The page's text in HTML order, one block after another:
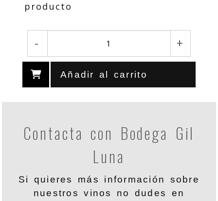
producto
- +
Añadir al carrito
Contacta con Bodega Gil
Luna
Si quieres más información sobre
nuestros vinos no dudes en